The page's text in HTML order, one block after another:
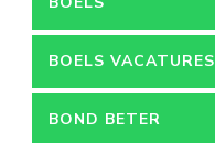
BOELS VACATURES
BOND BETER